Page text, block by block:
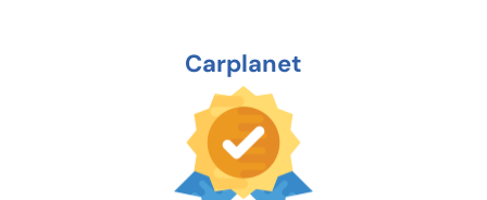
Carplanet